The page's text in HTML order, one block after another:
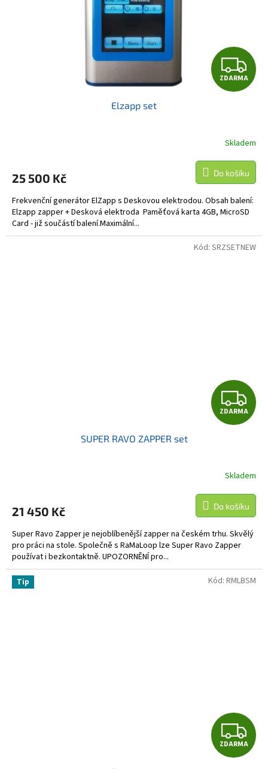
Z
D
R
M
A
ZDARMA
Elzapp set
Skladem
25 500 Kč Do košíku
Frekvenční generátor ElZapp s Deskovou elektrodou. Obsah balení:
Elzapp zapper + Desková elektroda Paměťová karta 4GB, MicroSD
Card - již součástí balení.Maximální...
Z
D
R
M
A
ZDARMA
SUPER RAVO ZAPPER set
Skladem
21 450 Kč Do košíku
Super Ravo Zapper je nejoblíbenější zapper na českém trhu. Skvělý
pro práci na stole. Společně s RaMaLoop lze Super Ravo Zapper
používat i bezkontaktně. UPOZORNĚNÍ pro...
Kód: SRZSETNEW
Tip
Z
D
ZDARMA
Kód: RMLBSM